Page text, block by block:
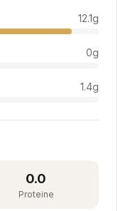
12.1g
0g
1.4g
0.0
Proteine